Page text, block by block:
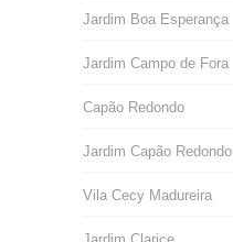
Jardim Boa Esperança
Jardim Campo de Fora
Capão Redondo
Jardim Capão Redondo
Vila Cecy Madureira